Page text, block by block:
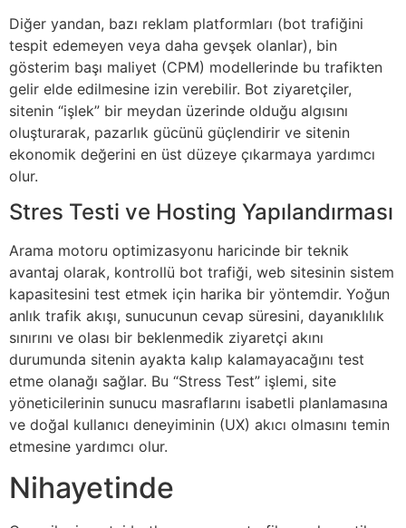
Diğer yandan, bazı reklam platformları (bot trafiğini
tespit edemeyen veya daha gevşek olanlar), bin
gösterim başı maliyet (CPM) modellerinde bu trafikten
gelir elde edilmesine izin verebilir. Bot ziyaretçiler,
sitenin “işlek” bir meydan üzerinde olduğu algısını
oluşturarak, pazarlık gücünü güçlendirir ve sitenin
ekonomik değerini en üst düzeye çıkarmaya yardımcı
olur.
Stres Testi ve Hosting Yapılandırması
Arama motoru optimizasyonu haricinde bir teknik
avantaj olarak, kontrollü bot trafiği, web sitesinin sistem
kapasitesini test etmek için harika bir yöntemdir. Yoğun
anlık trafik akışı, sunucunun cevap süresini, dayanıklılık
sınırını ve olası bir beklenmedik ziyaretçi akını
durumunda sitenin ayakta kalıp kalamayacağını test
etme olanağı sağlar. Bu “Stress Test” işlemi, site
yöneticilerinin sunucu masraflarını isabetli planlamasına
ve doğal kullanıcı deneyiminin (UX) akıcı olmasını temin
etmesine yardımcı olur.
Nihayetinde